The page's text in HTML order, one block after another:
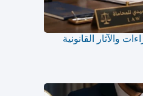
والآثار القانونية